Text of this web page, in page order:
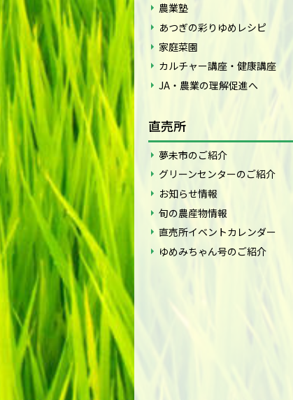
農業塾
あつぎの彩りゆめレシピ
家庭菜園
カルチャー講座・健康講座
JA・農業の理解促進へ
直売所
夢未市のご紹介
グリーンセンターのご紹介
お知らせ情報
旬の農産物情報
直売所イベントカレンダー
ゆめみちゃん号のご紹介